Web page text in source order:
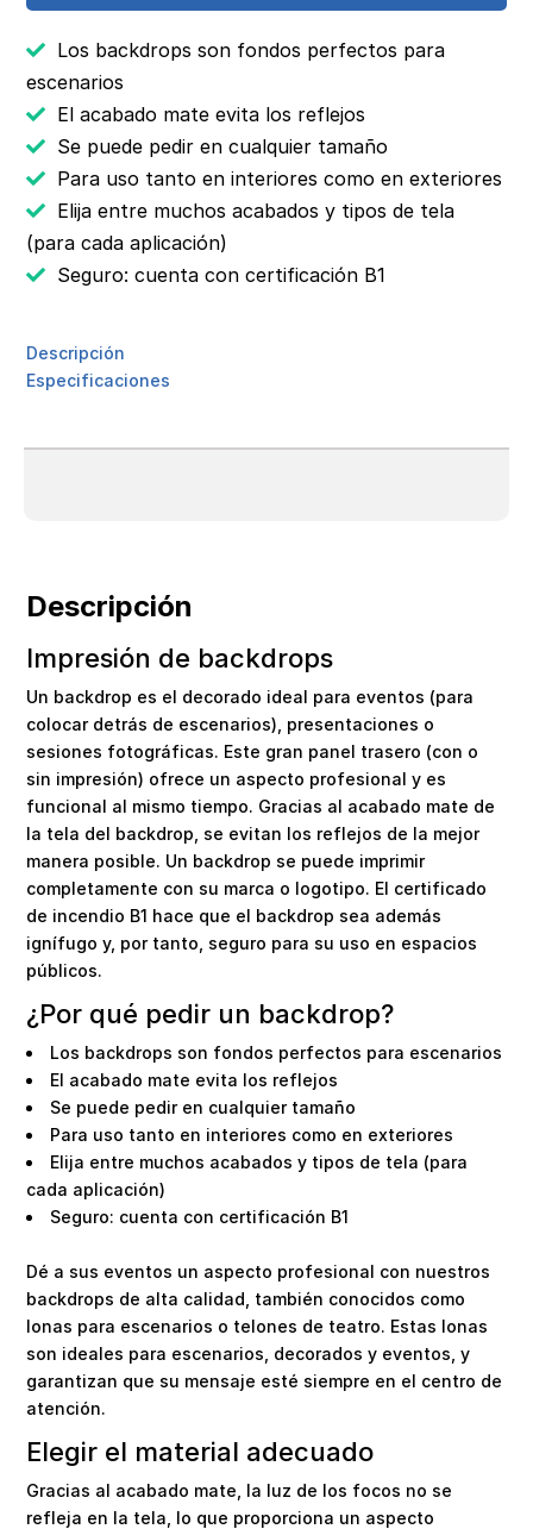
Los backdrops son fondos perfectos para
escenarios
El acabado mate evita los reflejos
Se puede pedir en cualquier tamaño
Para uso tanto en interiores como en exteriores
Elija entre muchos acabados y tipos de tela
(para cada aplicación)
Seguro: cuenta con certificación B1
Descripción
Especificaciones
Descripción
Impresión de backdrops
Un backdrop es el decorado ideal para eventos (para
colocar detrás de escenarios), presentaciones o
sesiones fotográficas. Este gran panel trasero (con o
sin impresión) ofrece un aspecto profesional y es
funcional al mismo tiempo. Gracias al acabado mate de
la tela del backdrop, se evitan los reflejos de la mejor
manera posible. Un backdrop se puede imprimir
completamente con su marca o logotipo. El certificado
de incendio B1 hace que el backdrop sea además
ignífugo y, por tanto, seguro para su uso en espacios
públicos.
¿Por qué pedir un backdrop?
Los backdrops son fondos perfectos para escenarios
El acabado mate evita los reflejos
Se puede pedir en cualquier tamaño
Para uso tanto en interiores como en exteriores
Elija entre muchos acabados y tipos de tela (para
cada aplicación)
Seguro: cuenta con certificación B1
Dé a sus eventos un aspecto profesional con nuestros
backdrops de alta calidad, también conocidos como
lonas para escenarios o telones de teatro. Estas lonas
son ideales para escenarios, decorados y eventos, y
garantizan que su mensaje esté siempre en el centro de
atención.
Elegir el material adecuado
Gracias al acabado mate, la luz de los focos no se
refleja en la tela, lo que proporciona un aspecto